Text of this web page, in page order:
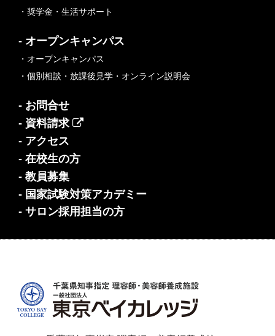
・奨学金・生活サポート
- オープンキャンパス
・オープンキャンパス
・個別相談・放課後見学・オンライン説明会
- お問合せ
- 資料請求
- アクセス
- 在校生の方
- 教員募集
- 国家試験対策アカデミー
- サロン採用担当の方